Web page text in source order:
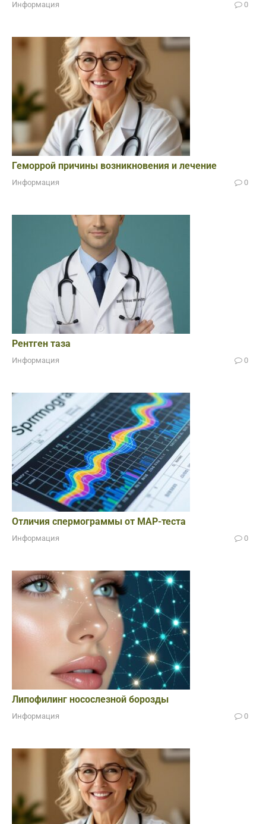
Информация 0
Геморрой причины возникновения и лечение
Информация 0
Рентген таза
Информация 0
Отличия спермограммы от МАР-теста
Информация 0
Липофилинг носослезной борозды
Информация 0